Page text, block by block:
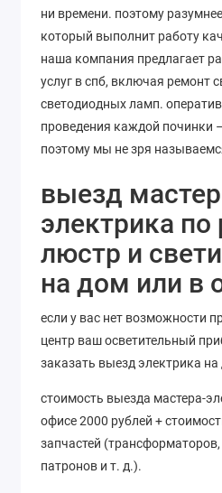
ни времени. поэтому
который выполнит работу
наша компания предлагает
услуг в спб, включая ремонт
светодиодных ламп.
проведения каждой починки
поэтому мы не зря
выезд
электрика по
люстр и
на дом или в
если у вас нет возможности
центр ваш осветительный
заказать выезд электрика на
стоимость выезда мастера-
офисе 2000 рублей +
запчастей
патронов и т. д.).